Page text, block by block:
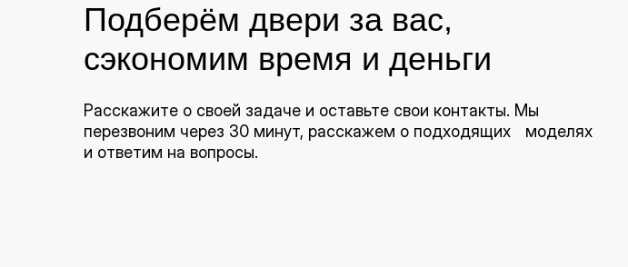
Расскажите о своей задаче и оставьте свои контакты. Мы
перезвоним через 30 минут, расскажем о подходящих моделях
и ответим на вопросы.
Подберём двери за вас,
сэкономим время и деньги